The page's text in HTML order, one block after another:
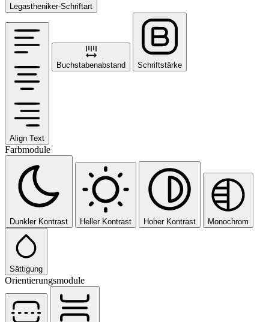
Legastheniker-Schriftart
Align Text
Buchstabenabstand Schriftstärke
Farbmodule
Dunkler Kontrast Heller Kontrast Hoher Kontrast Monochrom
Sättigung
Orientierungsmodule